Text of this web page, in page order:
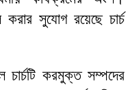
সুযোগ রয়েছে চার্চ
করমুক্ত সম্পদের